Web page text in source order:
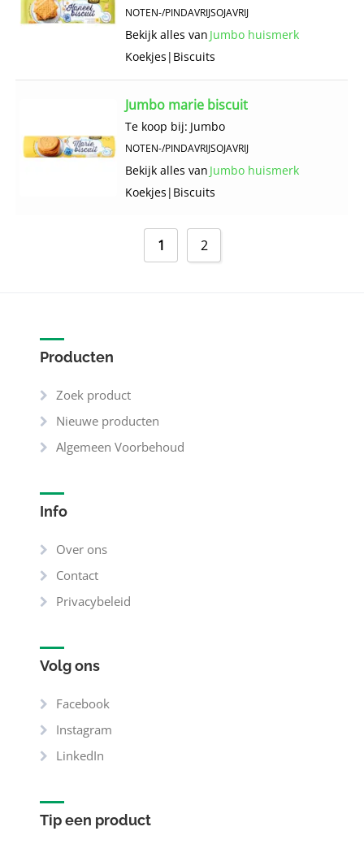
NOTEN-/PINDAVRIJSOJAVRIJ
Bekijk alles van Jumbo huismerk
Koekjes | Biscuits
Jumbo marie biscuit
Te koop bij: Jumbo
NOTEN-/PINDAVRIJSOJAVRIJ
Bekijk alles van Jumbo huismerk
Koekjes | Biscuits
1 2
Producten
Zoek product
Nieuwe producten
Algemeen Voorbehoud
Info
Over ons
Contact
Privacybeleid
Volg ons
Facebook
Instagram
LinkedIn
Tip een product